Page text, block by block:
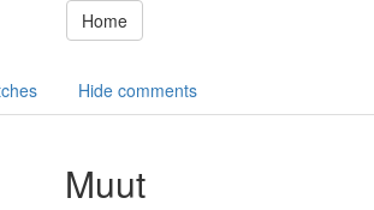
Home
Hide comments
Muut